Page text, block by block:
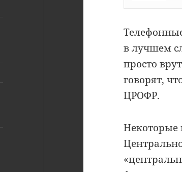
в лучшем
просто
говорят,
ЦРОФР.
Некоторые